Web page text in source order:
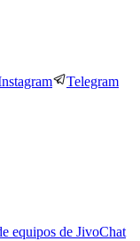
Telegram
equipos de JivoChat